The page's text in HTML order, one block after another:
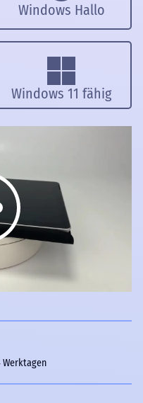
Windows Hallo
Windows 11 fähig
Werktagen